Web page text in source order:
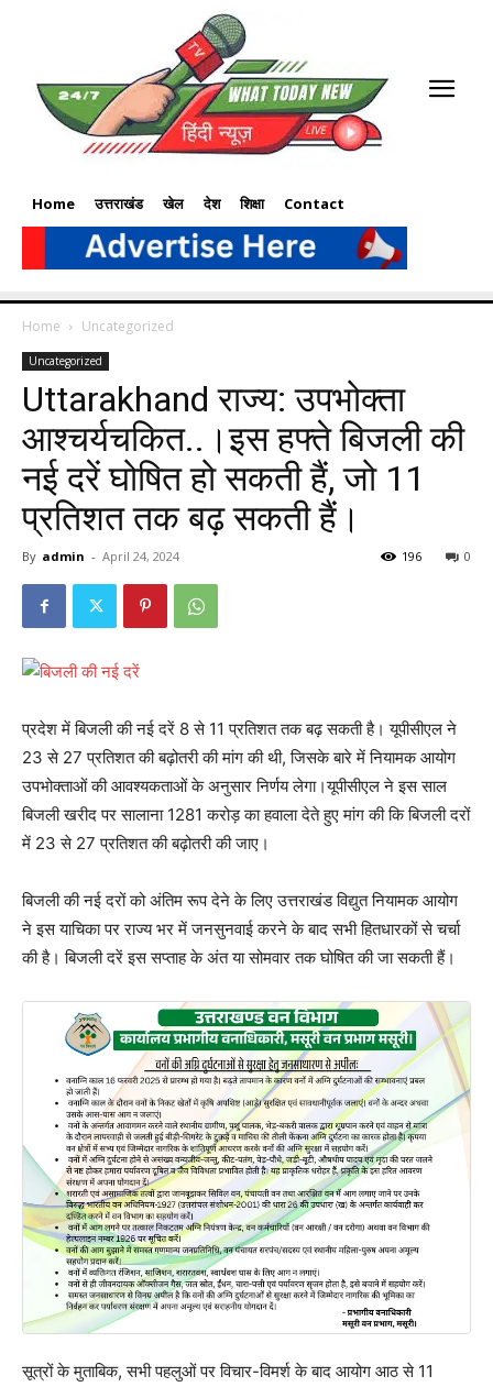
Home उत्तराखंड खेल देश शिक्षा Contact
Home Uncategorized
Uncategorized
Uttarakhand राज्य: उपभोक्ता
आश्चर्यचकित..।इस हफ्ते बिजली की
नई दरें घोषित हो सकती हैं, जो 11
प्रतिशत तक बढ़ सकती हैं।
By admin - April 24, 2024 0
196
प्रदेश में बिजली की नई दरें 8 से 11 प्रतिशत तक बढ़ सकती है। यूपीसीएल ने
23 से 27 प्रतिशत की बढ़ोतरी की मांग की थी, जिसके बारे में नियामक आयोग
उपभोक्ताओं की आवश्यकताओं के अनुसार निर्णय लेगा।यूपीसीएल ने इस साल
बिजली खरीद पर सालाना 1281 करोड़ का हवाला देते हुए मांग की कि बिजली दरों
में 23 से 27 प्रतिशत की बढ़ोतरी की जाए।
बिजली की नई दरों को अंतिम रूप देने के लिए उत्तराखंड विद्युत नियामक आयोग
ने इस याचिका पर राज्य भर में जनसुनवाई करने के बाद सभी हितधारकों से चर्चा
की है। बिजली दरें इस सप्ताह के अंत या सोमवार तक घोषित की जा सकती हैं।
सूत्रों के मुताबिक, सभी पहलुओं पर विचार-विमर्श के बाद आयोग आठ से 11